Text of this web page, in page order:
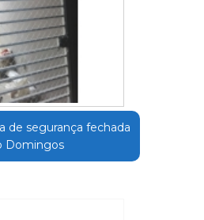
de segurança fechada
Domingos